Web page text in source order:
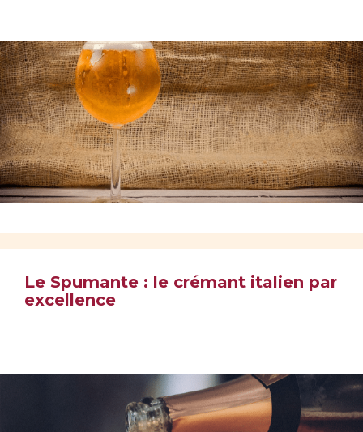
Le Spumante : le crémant italien par
excellence